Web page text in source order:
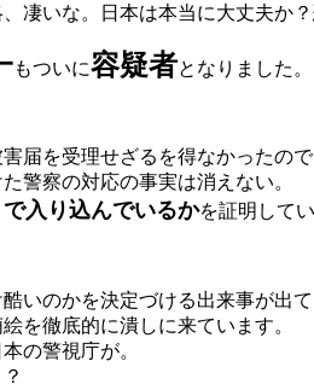
凄いな。日本は本当に大丈夫か？
もついに容疑者となりました。
届を受理せざるを得なかったので
警察の対応の事実は消えない。
入り込んでいるかを証明してい
いのかを決定づける出来事が出て
を徹底的に潰しに来ています。
の警視庁が。